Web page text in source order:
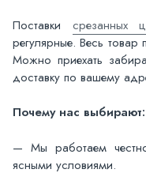
Поставки срезанных
регулярные. Весь
Можно приехать
доставку по вашему
Почему нас выбирают:
— Мы работаем
ясными условиями.